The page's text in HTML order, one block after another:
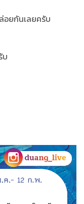
ยกันเลยครับ
บ